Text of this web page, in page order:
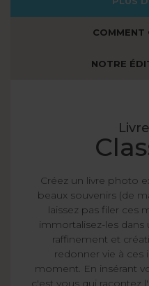
COMMENT
NOTRE
Créez un livre photo
beaux souvenirs (de
laissez pas filer ces
immortalisez-les dans
raffinement et
redonner vie à ces
moment. En insérant
c'est vous qui racontez